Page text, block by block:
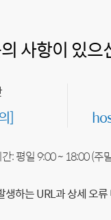
사항이 있으
]
: 평일 9:00 ~ 18:00 (주
하는 URL과 상세 오